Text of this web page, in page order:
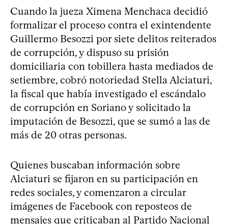
Cuando la jueza Ximena Menchaca decidió
formalizar el proceso contra el exintendente
Guillermo Besozzi por siete delitos reiterados
de corrupción, y dispuso su prisión
domiciliaria con tobillera hasta mediados de
setiembre, cobró notoriedad Stella Alciaturi,
la fiscal que había investigado el escándalo
de corrupción en Soriano y solicitado la
imputación de Besozzi, que se sumó a las de
más de 20 otras personas.
Quienes buscaban información sobre
Alciaturi se fijaron en su participación en
redes sociales, y comenzaron a circular
imágenes de Facebook con reposteos de
mensajes que criticaban al Partido Nacional